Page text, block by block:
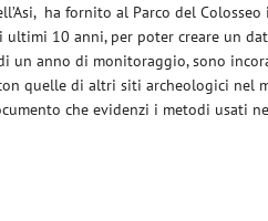
ha fornito al Parco del
10 anni, per poter creare un
un anno di monitoraggio, sono
quelle di altri siti archeologici nel
che evidenzi i metodi usati